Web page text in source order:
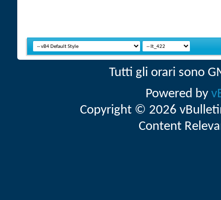
Tutti gli orari sono
Powered by
Copyright © 2026
Content